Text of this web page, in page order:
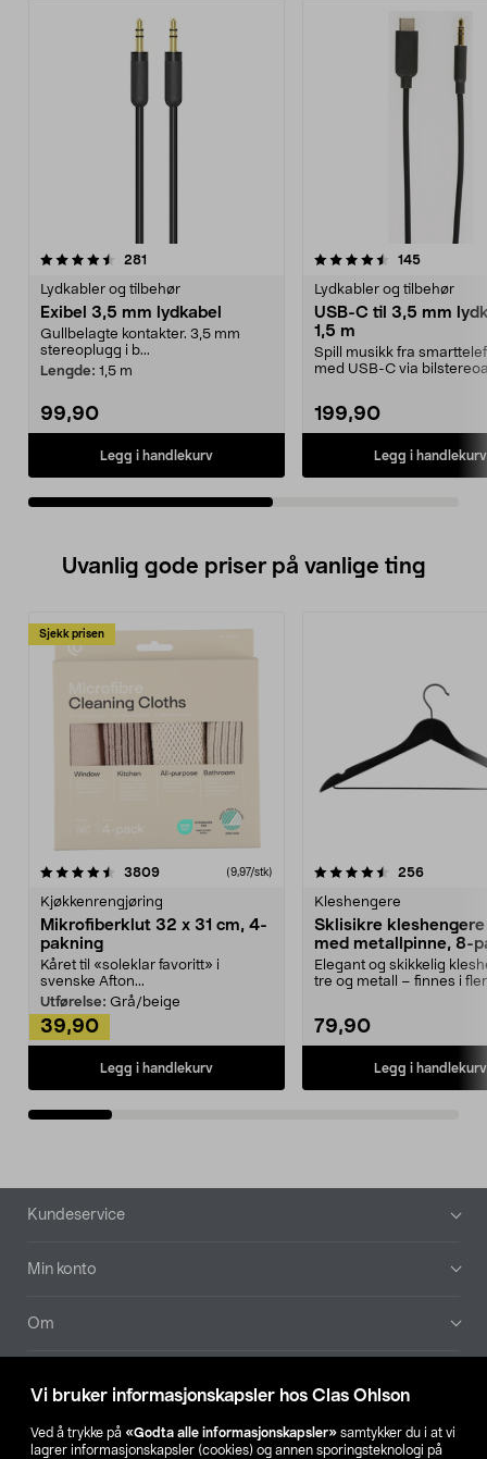
Vi bruker informasjonskapsler hos Clas Ohlson
Ved å trykke på «Godta alle informasjonskapsler» samtykker du i at vi
lagrer informasjonskapsler (cookies) og annen sporingsteknologi på
281
Lydkabler og tilbehør
Exibel 3,5 mm lydkabel
Gullbelagte kontakter. 3,5 mm
stereoplugg i b...
Lengde: 1,5 m
99,90
Legg i handlekurv
4.5av 5 stjerner 145
Lydkabler og tilbehør
USB-C til 3,5 mm
1,5 m
Spill musikk fra
med USB-C via
199,90
Legg i handlekurv
4.5av 5 stjerner
Uvanlig gode priser på vanlige ting
Sjekk prisen
3809anmeldelser(9,97/stk)
Kjøkkenrengjøring
Mikrofiberklut 32 x 31 cm, 4-
pakning
Kåret til «soleklar favoritt» i
svenske Afton...
Utførelse: Grå/beige
39,90
Legg i handlekurv
4.5av 5 stjerner 256
Kleshengere
Sklisikre
med metallpinne, 8-
Elegant og skikkelig
tre og metall – finnes i
79,90
Legg i handlekurv
4.5av 5 stjerner
Bunntekst
Kundeservice
Min konto
Om
Våre selskaper